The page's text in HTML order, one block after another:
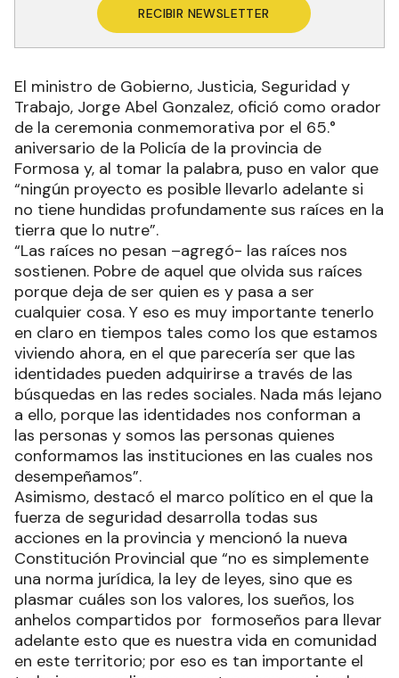
RECIBIR NEWSLETTER
El ministro de Gobierno, Justicia, Seguridad y
Trabajo, Jorge Abel Gonzalez, ofició como orador
de la ceremonia conmemorativa por el 65.°
aniversario de la Policía de la provincia de
Formosa y, al tomar la palabra, puso en valor que
“ningún proyecto es posible llevarlo adelante si
no tiene hundidas profundamente sus raíces en la
tierra que lo nutre”.
“Las raíces no pesan –agregó- las raíces nos
sostienen. Pobre de aquel que olvida sus raíces
porque deja de ser quien es y pasa a ser
cualquier cosa. Y eso es muy importante tenerlo
en claro en tiempos tales como los que estamos
viviendo ahora, en el que parecería ser que las
identidades pueden adquirirse a través de las
búsquedas en las redes sociales. Nada más lejano
a ello, porque las identidades nos conforman a
las personas y somos las personas quienes
conformamos las instituciones en las cuales nos
desempeñamos”.
Asimismo, destacó el marco político en el que la
fuerza de seguridad desarrolla todas sus
acciones en la provincia y mencionó la nueva
Constitución Provincial que “no es simplemente
una norma jurídica, la ley de leyes, sino que es
plasmar cuáles son los valores, los sueños, los
anhelos compartidos por formoseños para llevar
adelante esto que es nuestra vida en comunidad
en este territorio; por eso es tan importante el